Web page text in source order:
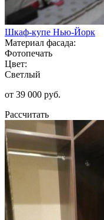
Шкаф-купе Нью-Йорк
Материал фасада:
Фотопечать
Цвет:
Светлый
от 39 000 руб.
Рассчитать